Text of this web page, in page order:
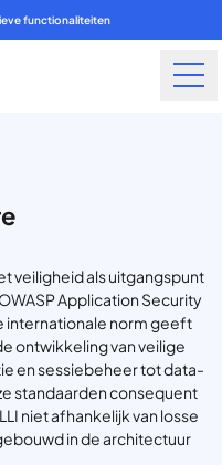
functionaliteiten
veiligheid als uitgangspunt
Application Security
internationale norm geeft
ontwikkeling van veilige
en sessiebeheer tot data-
standaarden consequent
niet afhankelijk van losse
in de architectuur